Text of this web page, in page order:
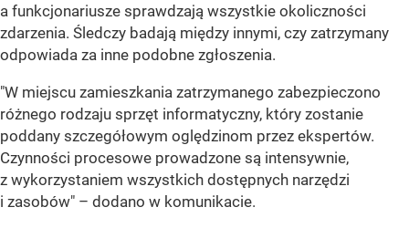
a funkcjonariusze sprawdzają wszystkie okoliczności
zdarzenia. Śledczy badają między innymi, czy zatrzymany
odpowiada za inne podobne zgłoszenia.
"W miejscu zamieszkania zatrzymanego zabezpieczono
różnego rodzaju sprzęt informatyczny, który zostanie
poddany szczegółowym oględzinom przez ekspertów.
Czynności procesowe prowadzone są intensywnie,
z wykorzystaniem wszystkich dostępnych narzędzi
i zasobów" – dodano w komunikacie.